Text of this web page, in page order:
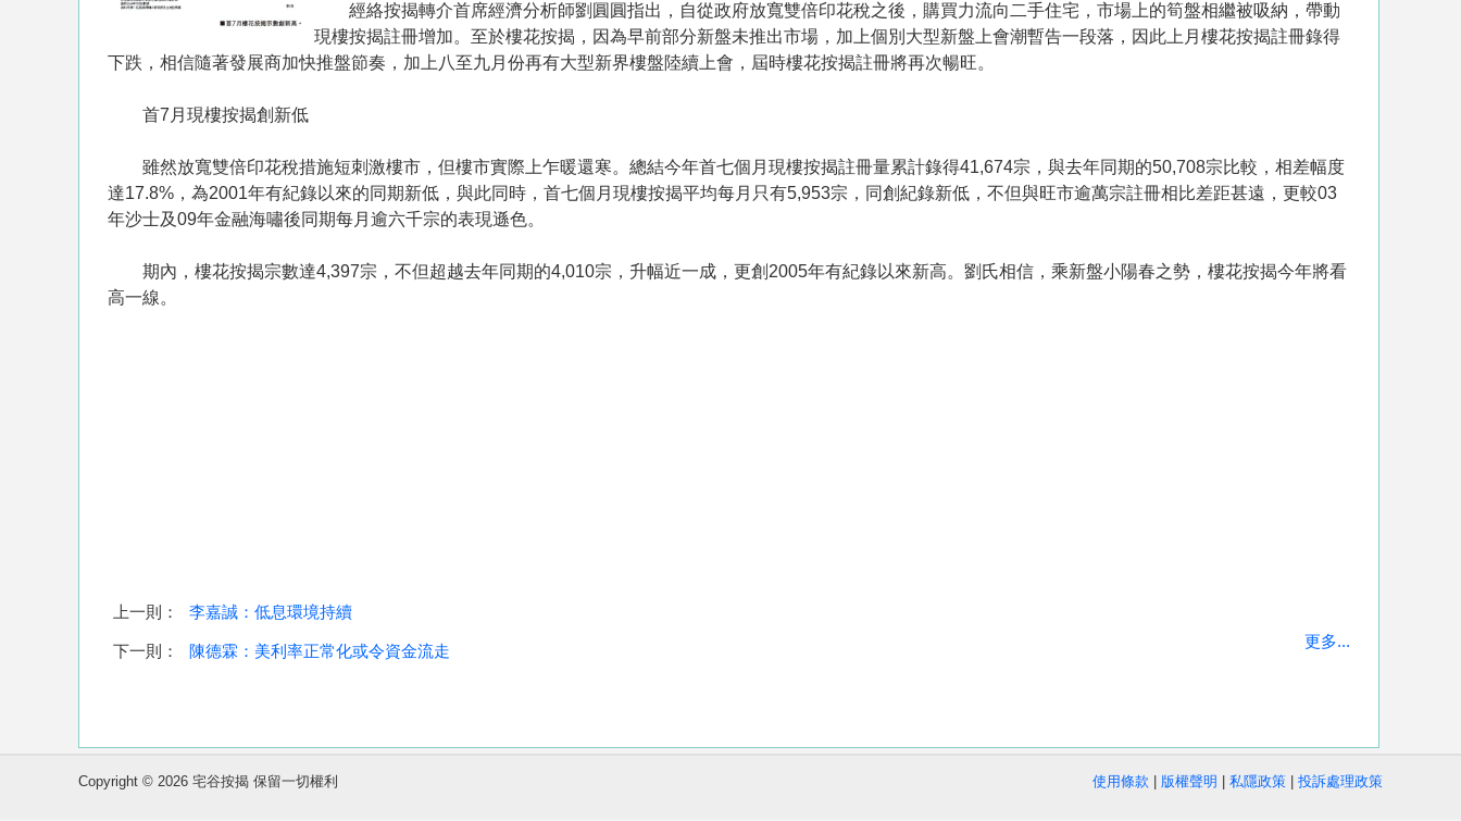
經絡按揭轉介首席經濟分析師劉圓圓指出，自從政府放寬雙倍印花稅之後，購買力流向二手住宅，市場上的筍盤相繼被吸納，帶動
現樓按揭註冊增加。至於樓花按揭，因為早前部分新盤未推出市場，加上個別大型新盤上會潮暫告一段落，因此上月樓花按揭註冊錄得
下跌，相信隨著發展商加快推盤節奏，加上八至九月份再有大型新界樓盤陸續上會，屆時樓花按揭註冊將再次暢旺。
首7月現樓按揭創新低
雖然放寬雙倍印花稅措施短刺激樓市，但樓市實際上乍暖還寒。總結今年首七個月現樓按揭註冊量累計錄得41,674宗，與去年同期的50,708宗比較，相差幅度
達17.8%，為2001年有紀錄以來的同期新低，與此同時，首七個月現樓按揭平均每月只有5,953宗，同創紀錄新低，不但與旺市逾萬宗註冊相比差距甚遠，更較03
年沙士及09年金融海嘯後同期每月逾六千宗的表現遜色。
期內，樓花按揭宗數達4,397宗，不但超越去年同期的4,010宗，升幅近一成，更創2005年有紀錄以來新高。劉氏相信，乘新盤小陽春之勢，樓花按揭今年將看
高一線。
上一則： 李嘉誠：低息環境持續
下一則： 陳德霖：美利率正常化或令資金流走
更多...
Copyright © 2026 宅谷按揭 保留一切權利 使用條款 版權聲明 私隱政策 投訴處理政策